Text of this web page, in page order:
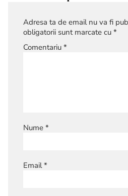
Adresa ta de email nu va fi
obligatorii sunt marcate cu *
Comentariu *
Nume *
Email*